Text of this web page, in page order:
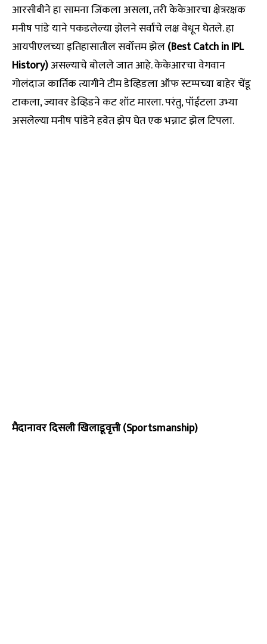
आरसीबीने हा सामना जिंकला असला, तरी केकेआरचा क्षेत्ररक्षक
मनीष पांडे याने पकडलेल्या झेलने सर्वांचे लक्ष वेधून घेतले. हा
आयपीएलच्या इतिहासातील सर्वोत्तम झेल(Best Catch in IPL
History)असल्याचे बोलले जात आहे. केकेआरचा वेगवान
गोलंदाज कार्तिक त्यागीने टीम डेव्हिडला ऑफ स्टम्पच्या बाहेर चेंडू
टाकला, ज्यावर डेव्हिडने कट शॉट मारला. परंतु, पॉईंटला उभ्या
असलेल्या मनीष पांडेने हवेत झेप घेत एक भन्नाट झेल टिपला.
मैदानावर दिसली खिलाडूवृत्ती (Sportsmanship)